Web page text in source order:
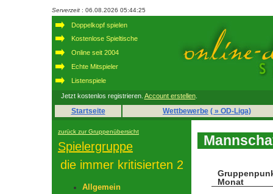
Serverzeit : 06.08.2026 05:44:25
Doppelkopf spielen
Kostenlose Spieltische
Online seit 2004
Echte Mitspieler
Listenspiele
Jetzt kostenlos registrieren. Account erstellen.
Startseite Wettbewerbe ( » OD-Liga)
zurück zur Gruppenübersicht
Spielergruppe
die immer kritisierten 2
Allgemein
Monat